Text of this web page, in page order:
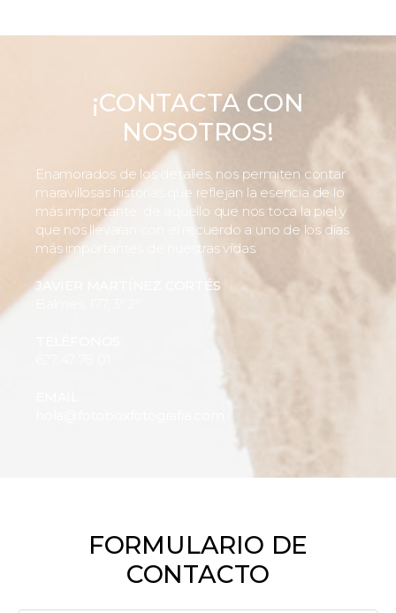
¡CONTACTA CON
NOSOTROS!
Enamorados de los detalles, nos permiten contar
maravillosas historias que reflejan la esencia de lo
más importante, de aquello que nos toca la piel y
que nos llevarán con el recuerdo a uno de los días
más importantes de nuestras vidas.
JAVIER MARTÍNEZ CORTÉS
FORMULARIO DE
CONTACTO